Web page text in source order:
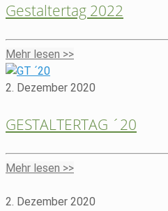
Gestaltertag 2022
Mehr lesen >>
2. Dezember 2020
GESTALTERTAG ´20
Mehr lesen >>
2. Dezember 2020